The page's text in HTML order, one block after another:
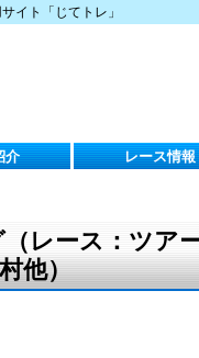
イト「じてトレ」
介 レース情報
レース：ツア
他）